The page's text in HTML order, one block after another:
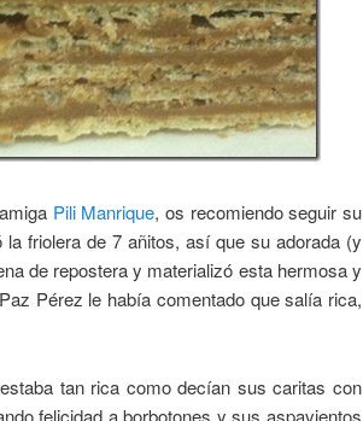
Pili Manrique, os recomiendo seguir su
friolera de 7 añitos, así que su adorada (y
de repostera y materializó esta hermosa y
Pérez le había comentado que salía rica,
tan rica como decían sus caritas con
felicidad a borbotones y sus aspavientos